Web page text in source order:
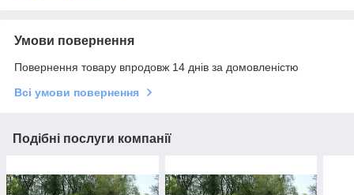
Умови повернення
Повернення товару впродовж 14 днів за домовленістю
Всі умови повернення
Подібні послуги компанії